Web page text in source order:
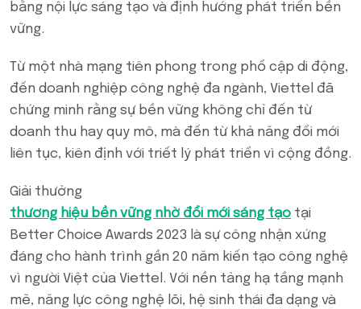
bằng nội lực sáng tạo và định hướng phát triển bền
vững.
Từ một nhà mạng tiên phong trong phổ cập di động,
đến doanh nghiệp công nghệ đa ngành, Viettel đã
chứng minh rằng sự bền vững không chỉ đến từ
doanh thu hay quy mô, mà đến từ khả năng đổi mới
liên tục, kiên định với triết lý phát triển vì cộng đồng.
Giải thưởng
thương hiệu bền vững nhờ đổi mới sáng tạo tại
Better Choice Awards 2023 là sự công nhận xứng
đáng cho hành trình gần 20 năm kiến tạo công nghệ
vì người Việt của Viettel. Với nền tảng hạ tầng mạnh
mẽ, năng lực công nghệ lõi, hệ sinh thái đa dạng và